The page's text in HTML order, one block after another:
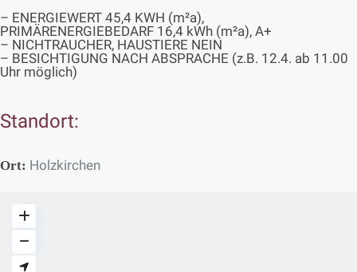
– ENERGIEWERT 45,4 KWH (m²a),
PRIMÄRENERGIEBEDARF 16,4 kWh (m²a), A+
– NICHTRAUCHER, HAUSTIERE NEIN
– BESICHTIGUNG NACH ABSPRACHE (z.B. 12.4. ab 11.00
Uhr möglich)
Standort:
Ort: Holzkirchen